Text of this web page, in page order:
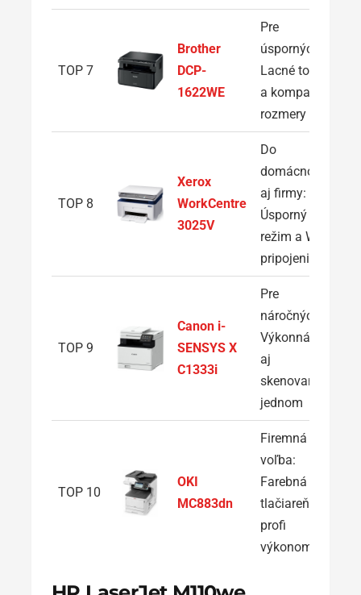
TOP 7
Brother
DCP-
1622WE
Pre
úsporných:
Lacné tonery
a kompaktné
rozmery
TOP 8
Xerox
WorkCentre
3025V
Do
domácnosti
aj firmy:
Úsporný
režim a Wi-Fi
pripojenie
TOP 9
Canon i-
SENSYS X
C1333i
Pre
náročných:
Výkonná tlač
aj
skenovanie v
jednom
TOP 10
OKI
MC883dn
Firemná
voľba:
Farebná A3
tlačiareň s
profi
výkonom